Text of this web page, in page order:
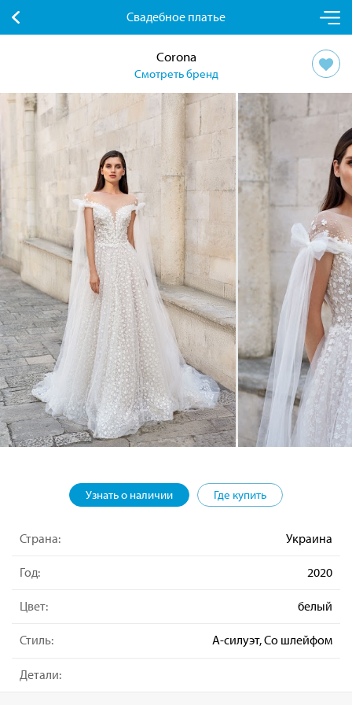
Свадебное платье
Corona
Смотреть бренд
Узнать о наличии Где купить
Страна: Украина
Год: 2020
Цвет: белый
Стиль: А-силуэт, Со шлейфом
Детали: